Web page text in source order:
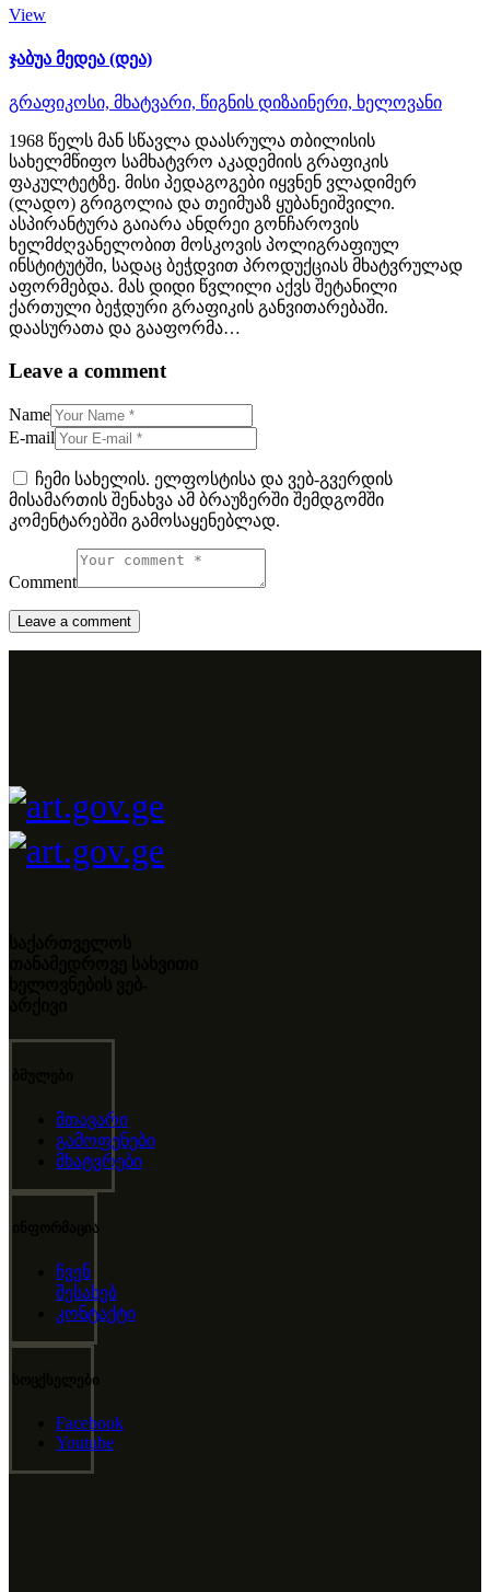
View
ჯაბუა მედეა (დეა)
გრაფიკოსი, მხატვარი, წიგნის დიზაინერი, ხელოვანი
1968 წელს მან სწავლა დაასრულა თბილისის
სახელმწიფო სამხატვრო აკადემიის გრაფიკის
ფაკულტეტზე. მისი პედაგოგები იყვნენ ვლადიმერ
(ლადო) გრიგოლია და თეიმუაზ ყუბანეიშვილი.
ასპირანტურა გაიარა ანდრეი გონჩაროვის
ხელმძღვანელობით მოსკოვის პოლიგრაფიულ
ინსტიტუტში, სადაც ბეჭდვით პროდუქციას მხატვრულად
აფორმებდა. მას დიდი წვლილი აქვს შეტანილი
ქართული ბეჭდური გრაფიკის განვითარებაში.
დაასურათა და გააფორმა…
Leave a comment
Name
E-mail
ჩემი სახელის. ელფოსტისა და ვებ-გვერდის
მისამართის შენახვა ამ ბრაუზერში შემდგომში
კომენტარებში გამოსაყენებლად.
Comment
მთავარი
გამოფენები
მხატვრები
ინფორმაცია
ჩვენ
შესახებ
კონტაქტი
სოცქსელები
Facebook
Youtube